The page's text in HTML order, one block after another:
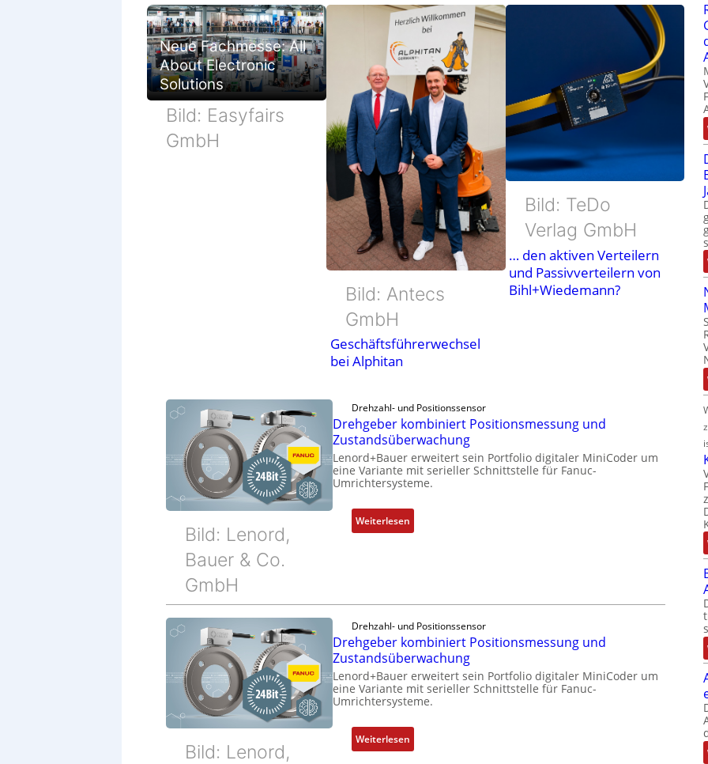
Neue Fachmesse: All
About Electronic
Solutions
Bild: Easyfairs
GmbH
Bild: Antecs
GmbH
Geschäftsführerwechsel
bei Alphitan
Bild: TeDo
Verlag GmbH
… den aktiven Verteilern
und Passivverteilern von
Bihl+Wiedemann?
Bild: Lenord,
Bauer & Co.
GmbH
Drehzahl- und Positionssensor
Drehgeber kombiniert Positionsmessung und
Zustandsüberwachung
Lenord+Bauer erweitert sein Portfolio digitaler MiniCoder um
eine Variante mit serieller Schnittstelle für Fanuc-
Umrichtersysteme.
Weiterlesen:
D
g
e
e
k
o
b
i
Bild: Lenord,
Drehzahl- und Positionssensor
Drehgeber kombiniert Positionsmessung und
Zustandsüberwachung
Lenord+Bauer erweitert sein Portfolio digitaler MiniCoder um
eine Variante mit serieller Schnittstelle für Fanuc-
Umrichtersysteme.
Weiterlesen:
D